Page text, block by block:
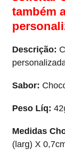
também
Descrição:
Sabor:
Peso Líq:
Medidas
(larg) X